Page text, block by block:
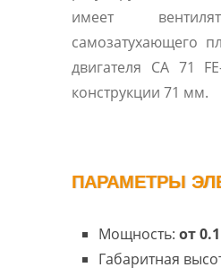
имеет
самозатухающего
двигателя CA 71 FE-a от 0.11 до 0.37 кВт,
конструкции 71 мм.
ПАРАМЕТРЫ
Мощность: от
Габаритная